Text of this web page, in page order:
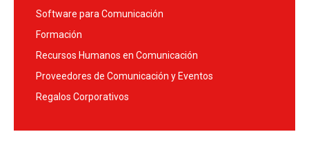
Software para Comunicación
Formación
Recursos Humanos en Comunicación
Proveedores de Comunicación y Eventos
Regalos Corporativos